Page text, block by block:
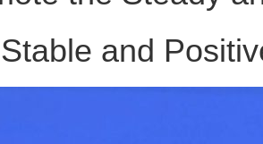
Stable and